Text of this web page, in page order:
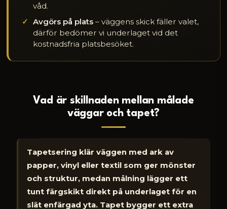
våd.
Avgörs på plats – väggens skick fäller valet,
därför bedömer vi underlaget vid det
kostnadsfria platsbesöket.
Vad är skillnaden mellan målade
väggar och tapet?
Tapetsering klär väggen med ark av
papper, vinyl eller textil som ger mönster
och struktur, medan målning lägger ett
tunt färgskikt direkt på underlaget för en
slät enfärgad yta. Tapet bygger ett extra